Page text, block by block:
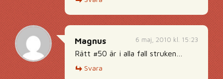
6 maj, 2010 kl. 15:23
Magnus
Rätt #50 är i alla fall struken…
Svara